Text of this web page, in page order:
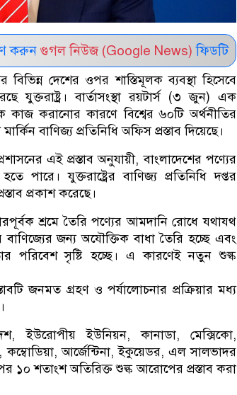
করুন গুগল নিউজ (Google News) ফিডটি
বিভিন্ন দেশের ওপর শাস্তিমূলক ব্যবস্থা হিসেবে
বার্তাসংস্থা রয়টার্স (৩ জুন) এক
কাজ করানোর কারণে বিশ্বের ৬০টি অর্থনীতির
বাণিজ্য প্রতিনিধি অফিস প্রস্তাব দিয়েছে।
এই প্রস্তাব অনুযায়ী, বাংলাদেশের পণ্যের
যুক্তরাষ্ট্রের বাণিজ্য প্রতিনিধি দপ্তর
প্রকাশ করেছে।
শ্রমে তৈরি পণ্যের আমদানি রোধে যথাযথ
বাণিজ্যের জন্য অযৌক্তিক বাধা তৈরি হচ্ছে এবং
পরিবেশ সৃষ্টি হচ্ছে। এ কারণেই নতুন শুল্ক
জনমত গ্রহণ ও পর্যালোচনার প্রক্রিয়ার মধ্য
ইউরোপীয় ইউনিয়ন, কানাডা, মেক্সিকো,
কম্বোডিয়া, আর্জেন্টিনা, ইকুয়েডর, এল সালভাদর
১০ শতাংশ অতিরিক্ত শুল্ক আরোপের প্রস্তাব করা